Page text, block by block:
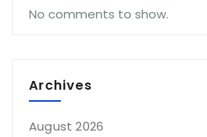
No comments to show.
Archives
August 2026